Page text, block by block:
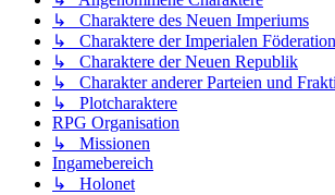
↳ Charaktere des Neuen Imperiums
↳ Charaktere der Imperialen Föderation
↳ Charaktere der Neuen Republik
↳ Charakter anderer Parteien und
↳ Plotcharaktere
RPG Organisation
↳ Missionen
Ingamebereich
↳ Holonet